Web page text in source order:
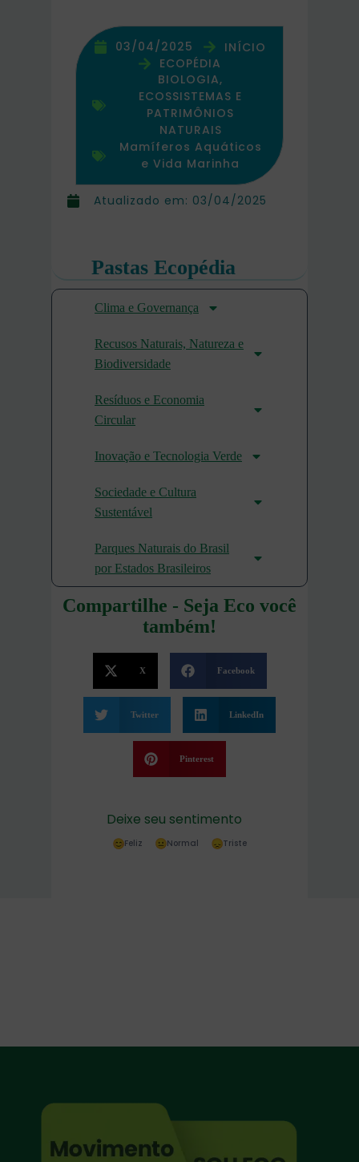
Atualizado em: 03/04/2025
03/04/2025
INÍCIO
ECOPÉDIA
BIOLOGIA,
ECOSSISTEMAS E
PATRIMÔNIOS
NATURAIS
Mamíferos Aquáticos
e Vida Marinha
Pastas Ecopédia
Clima e Governança
Recusos Naturais, Natureza e
Biodiversidade
Resíduos e Economia
Circular
Inovação e Tecnologia Verde
Sociedade e Cultura
Sustentável
Parques Naturais do Brasil
por Estados Brasileiros
Compartilhe - Seja Eco você
também!
X Facebook
Twitter LinkedIn
Pinterest
Deixe seu sentimento
Feliz Normal Triste